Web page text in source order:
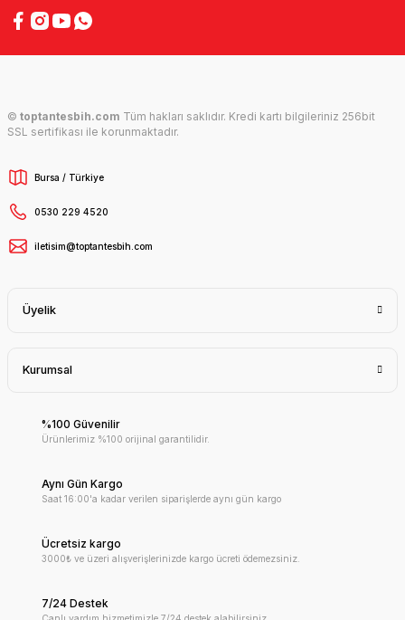
© toptantesbih.com Tüm hakları saklıdır. Kredi kartı bilgileriniz 256bit
SSL sertifikası ile korunmaktadır.
Bursa / Türkiye
0530 229 4520
iletisim@toptantesbih.com
Üyelik
Kurumsal
%100 Güvenilir
Ürünlerimiz %100 orijinal garantilidir.
Aynı Gün Kargo
Saat 16:00'a kadar verilen siparişlerde aynı gün kargo
Ücretsiz kargo
3000₺ ve üzeri alışverişlerinizde kargo ücreti ödemezsiniz.
7/24 Destek